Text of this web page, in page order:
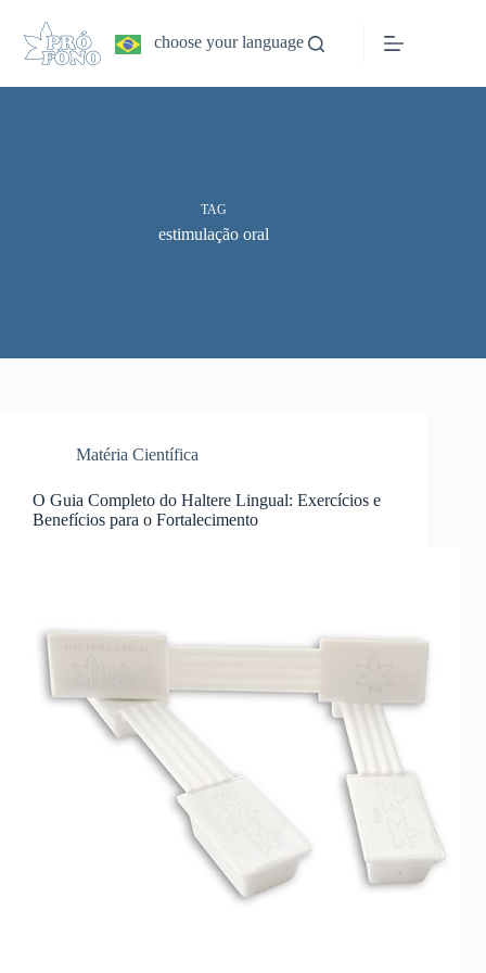
conteúdo
choose your language
TAG
estimulação oral
Matéria Científica
O Guia Completo do Haltere Lingual: Exercícios e
Benefícios para o Fortalecimento